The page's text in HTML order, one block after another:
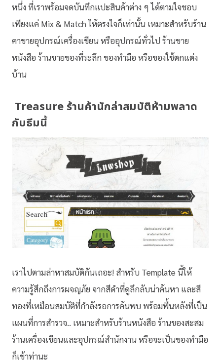
หนึ่ง ที่เราพร้อมจดบันทึกแปะสินค้าต่าง ๆ ได้ตามใจชอบ
เพียงแค่ Mix & Match ให้ตรงใจก็เท่านั้น เหมาะสำหรับร้าน
คาขายอุปกรณ์เครื่องเขียน หรืออุปกรณ์ทั่วไป ร้านขาย
หนังสือ ร้านขายของที่ระลึก ของทำมือ หรือของใช้ตกแต่ง
บ้าน
Treasure ร้านค้านักล่าสมบัติห้ามพลาด
กับธีมนี้
เราไปตามล่าหาสมบัติกันเถอะ! สำหรับ Template นี้ให้
ความรู้สึกถึงการผจญภัย จากสีดำที่ดูลึกลับน่าค้นหา และสี
ทองที่เหมือนสมบัติที่กำลังรอการค้นพบ พร้อมพื้นหลังที่เป็น
แผนที่การสำรวจ.. เหมาะสำหรับร้านหนังสือ ร้านของสะสม
ร้านเครื่องเขียนและอุปกรณ์สำนักงาน หรือจะเป็นของทำมือ
ก็เข้าท่านะ